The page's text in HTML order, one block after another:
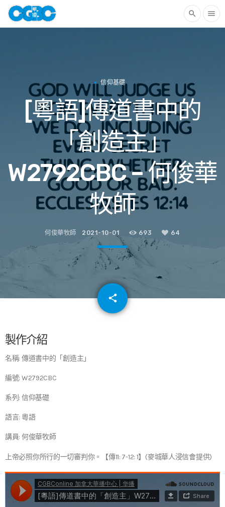
search menu
信仰基礎
[粵語]傳道書中的
「創造主」
W2792CBC – 何俊華
牧師
何俊華牧師 2021-10-01 693 64
share
email
製作介紹
名稱: 傳道書中的「創造主」
編號: W2792CBC
系列: 信仰基礎
語言: 粵語
講員: 何俊華牧師
上帝必照你所行的一切審判你。【傳11: 7-12: 1】(麥城華人浸信會提供)